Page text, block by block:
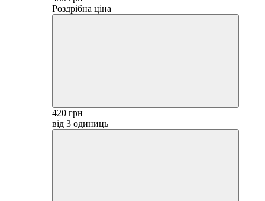
Роздрібна ціна
420 грн
від 3 одиниць